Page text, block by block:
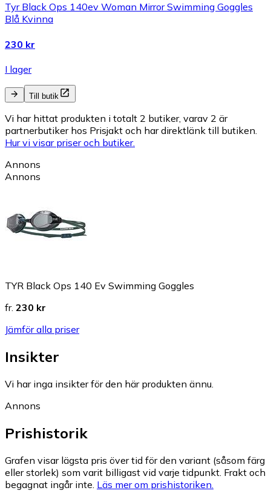
Tyr Black Ops 140ev Woman Mirror Swimming Goggles
Blå Kvinna
230 kr
I lager
Till butik
Vi har hittat produkten i totalt 2 butiker, varav 2 är
partnerbutiker hos Prisjakt och har direktlänk till butiken.
Hur vi visar priser och butiker.
Annons
Annons
TYR Black Ops 140 Ev Swimming Goggles
fr. 230 kr
Jämför alla priser
Insikter
Vi har inga insikter för den här produkten ännu.
Annons
Prishistorik
Grafen visar lägsta pris över tid för den variant (såsom färg
eller storlek) som varit billigast vid varje tidpunkt. Frakt och
begagnat ingår inte. Läs mer om prishistoriken.